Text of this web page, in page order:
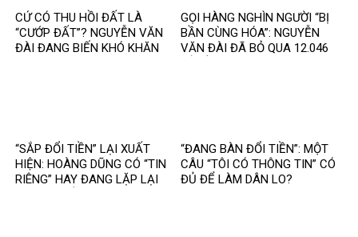
CỨ CÓ THU HỒI ĐẤT LÀ
“CƯỚP ĐẤT”? NGUYỄN VĂN
ĐÀI ĐANG BIẾN KHÓ KHĂN
GỌI HÀNG NGHÌN NGƯỜI “BỊ
BẦN CÙNG HÓA”: NGUYỄN
VĂN ĐÀI ĐÃ BỎ QUA 12.046
“SẮP ĐỔI TIỀN” LẠI XUẤT
HIỆN: HOÀNG DŨNG CÓ “TIN
RIÊNG” HAY ĐANG LẶP LẠI
“ĐANG BÀN ĐỔI TIỀN”: MỘT
CÂU “TÔI CÓ THÔNG TIN” CÓ
ĐỦ ĐỂ LÀM DÂN LO?